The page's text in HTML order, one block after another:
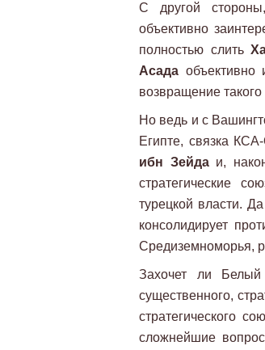
С другой
объективно
полностью слить
Асада объективно
возвращение
Но ведь и с
Египте, связка
ибн Зейдаи,
стратегические
турецкой власти.
консолидирует
Средиземноморья,
Захочет ли
существенного,
стратегического
сложнейшие